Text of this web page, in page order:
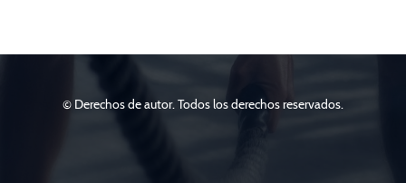
© Derechos de autor. Todos los derechos reservados.